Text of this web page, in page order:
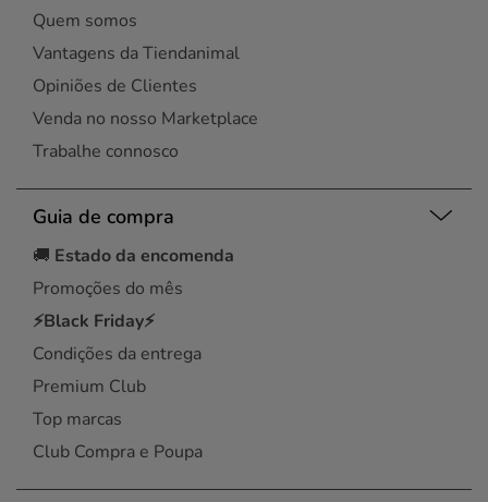
Quem somos
Vantagens da Tiendanimal
Opiniões de Clientes
Venda no nosso Marketplace
Trabalhe connosco
Guia de compra
🚚 Estado da encomenda
Promoções do mês
⚡Black Friday⚡
Condições da entrega
Premium Club
Top marcas
Club Compra e Poupa